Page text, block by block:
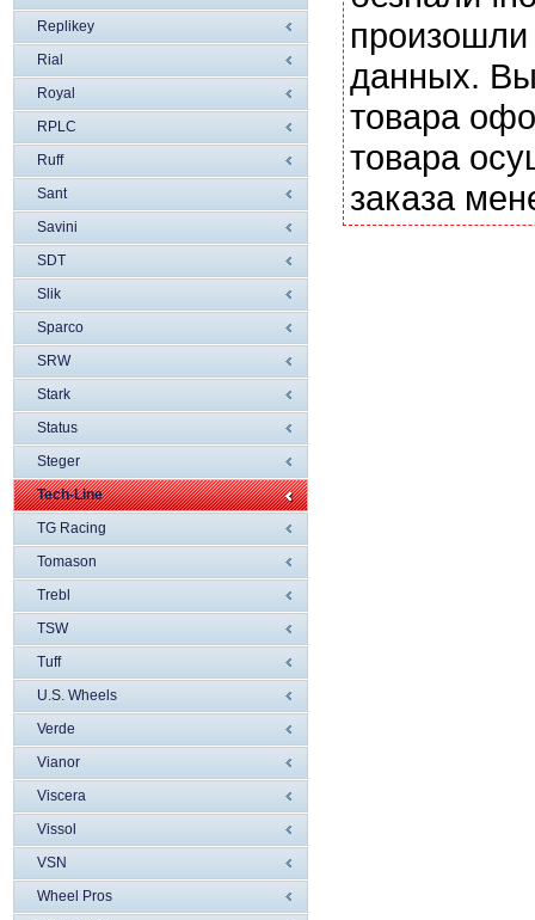
Replikey
Rial
Royal
RPLC
Ruff
Sant
Savini
SDT
Slik
Sparco
SRW
Stark
Status
Steger
Tech-Line
TG Racing
Tomason
Trebl
TSW
Tuff
U.S. Wheels
Verde
Vianor
Viscera
Vissol
VSN
Wheel Pros
данных. Вы
товара
товара
заказа